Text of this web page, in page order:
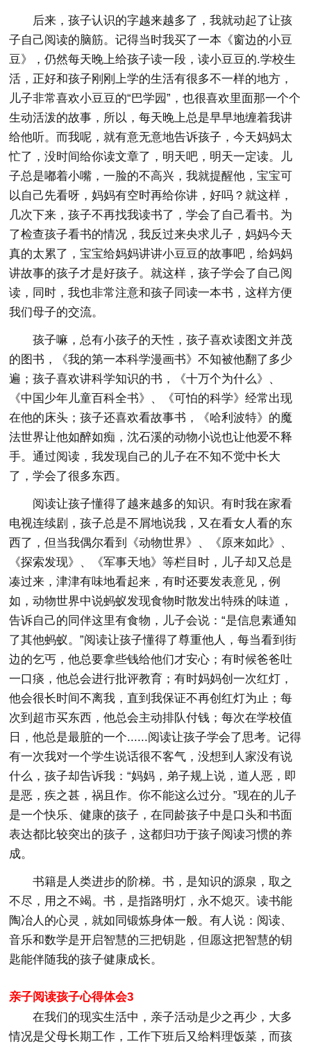
后来，孩子认识的字越来越多了，我就动起了让孩
子自己阅读的脑筋。记得当时我买了一本《窗边的小豆
豆》，仍然每天晚上给孩子读一段，读小豆豆的.学校生
活，正好和孩子刚刚上学的生活有很多不一样的地方，
儿子非常喜欢小豆豆的“巴学园”，也很喜欢里面那一个个
生动活泼的故事，所以，每天晚上总是早早地缠着我讲
给他听。而我呢，就有意无意地告诉孩子，今天妈妈太
忙了，没时间给你读文章了，明天吧，明天一定读。儿
子总是嘟着小嘴，一脸的不高兴，我就提醒他，宝宝可
以自己先看呀，妈妈有空时再给你讲，好吗？就这样，
几次下来，孩子不再找我读书了，学会了自己看书。为
了检查孩子看书的情况，我反过来央求儿子，妈妈今天
真的太累了，宝宝给妈妈讲讲小豆豆的故事吧，给妈妈
讲故事的孩子才是好孩子。就这样，孩子学会了自己阅
读，同时，我也非常注意和孩子同读一本书，这样方便
我们母子的交流。
孩子嘛，总有小孩子的天性，孩子喜欢读图文并茂
的图书，《我的第一本科学漫画书》不知被他翻了多少
遍；孩子喜欢讲科学知识的书，《十万个为什么》、
《中国少年儿童百科全书》、《可怕的科学》经常出现
在他的床头；孩子还喜欢看故事书，《哈利波特》的魔
法世界让他如醉如痴，沈石溪的动物小说也让他爱不释
手。通过阅读，我发现自己的儿子在不知不觉中长大
了，学会了很多东西。
阅读让孩子懂得了越来越多的知识。有时我在家看
电视连续剧，孩子总是不屑地说我，又在看女人看的东
西了，但当我偶尔看到《动物世界》、《原来如此》、
《探索发现》、《军事天地》等栏目时，儿子却又总是
凑过来，津津有味地看起来，有时还要发表意见，例
如，动物世界中说蚂蚁发现食物时散发出特殊的味道，
告诉自己的同伴这里有食物，儿子会说：“是信息素通知
了其他蚂蚁。”阅读让孩子懂得了尊重他人，每当看到街
边的乞丐，他总要拿些钱给他们才安心；有时候爸爸吐
一口痰，他总会进行批评教育；有时妈妈创一次红灯，
他会很长时间不离我，直到我保证不再创红灯为止；每
次到超市买东西，他总会主动排队付钱；每次在学校值
日，他总是最脏的一个......阅读让孩子学会了思考。记得
有一次我对一个学生说话很不客气，没想到人家没有说
什么，孩子却告诉我：“妈妈，弟子规上说，道人恶，即
是恶，疾之甚，祸且作。你不能这么过分。”现在的儿子
是一个快乐、健康的孩子，在同龄孩子中是口头和书面
表达都比较突出的孩子，这都归功于孩子阅读习惯的养
成。
书籍是人类进步的阶梯。书，是知识的源泉，取之
不尽，用之不竭。书，是指路明灯，永不熄灭。读书能
陶冶人的心灵，就如同锻炼身体一般。有人说：阅读、
音乐和数学是开启智慧的三把钥匙，但愿这把智慧的钥
匙能伴随我的孩子健康成长。
亲子阅读孩子心得体会3
在我们的现实生活中，亲子活动是少之再少，大多
情况是父母长期工作，工作下班后又给料理饭菜，而孩